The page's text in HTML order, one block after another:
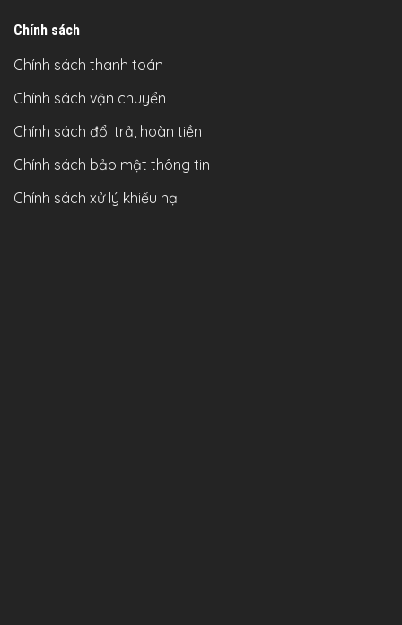
Chính sách
Chính sách thanh toán
Chính sách vận chuyển
Chính sách đổi trả, hoàn tiền
Chính sách bảo mật thông tin
Chính sách xử lý khiếu nại